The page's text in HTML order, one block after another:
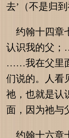
去’（不是归
约翰十四章
认识我的父；
……我在父里
们说的。人看
祂，也就是认
面，因为祂与
约翰十六章